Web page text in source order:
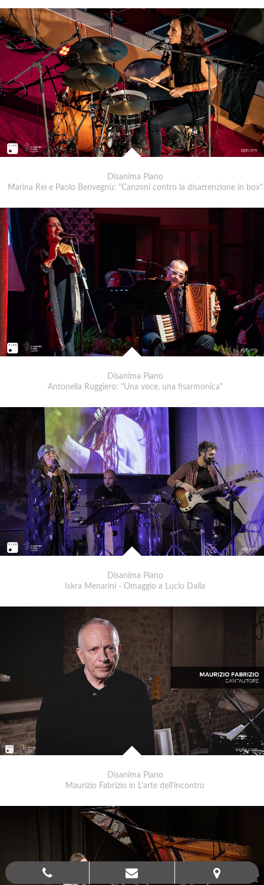
Disanima Piano
Marina Rei e Paolo Benvegnù: "Canzoni contro la disattenzione in box"
Disanima Piano
Antonella Ruggiero: "Una voce, una fisarmonica"
Disanima Piano
Iskra Menarini - Omaggio a Lucio Dalla
Disanima Piano
Maurizio Fabrizio in L'arte dell'incontro